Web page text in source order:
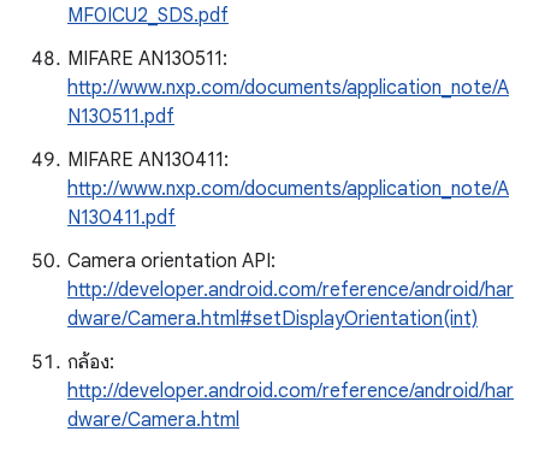
MF0ICU2_SDS.pdf
MIFARE AN130511:
http://www.nxp.com/documents/application_note/A
N130511.pdf
MIFARE AN130411:
http://www.nxp.com/documents/application_note/A
N130411.pdf
Camera orientation API:
http://developer.android.com/reference/android/har
dware/Camera.html#setDisplayOrientation(int)
กล้อง:
http://developer.android.com/reference/android/har
dware/Camera.html